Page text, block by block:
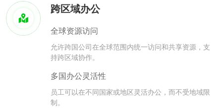
跨区域办公
全球资源访问
允许跨国公司在全球范围内统一访问和共享资源，支
持跨区域协作。
多国办公灵活性
员工可以在不同国家或地区灵活办公，而不受地域限
制。